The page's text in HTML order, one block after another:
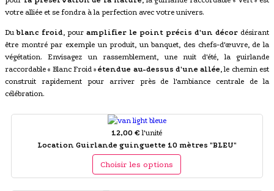
votre alliée et se fondra à la perfection avec votre univers.
Dublanc froid, pour amplifier le point précis d'un décor désirant
être montré par exemple un produit, un banquet, des chefs-d'œuvre, de la
végétation. Envisagez un rassemblement, une nuit d'été, la guirlande
raccordable « Blanc Froid »étendue au-dessus d'une allée, le chemin est
construit rapidement pour arriver près de l'ambiance centrale de la
célébration.
12,00 € l'unité
Location Guirlande guinguette 10 mètres "BLEU"
Choisir les options